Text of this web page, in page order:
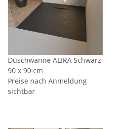
Duschwanne ALIRA Schwarz
90 x 90 cm
Preise nach Anmeldung
sichtbar